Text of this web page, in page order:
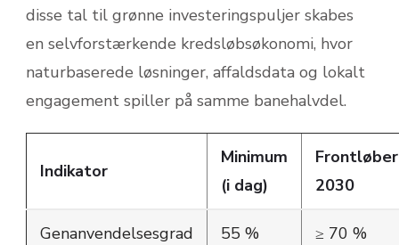
disse tal til grønne investeringspuljer skabes
en selvforstærkende kredsløbsøkonomi, hvor
naturbaserede løsninger, affaldsdata og lokalt
engagement spiller på samme banehalvdel.
Indikator
Minimum
(i dag)
2030
Genanvendelsesgrad 55 % ≥ 70 %